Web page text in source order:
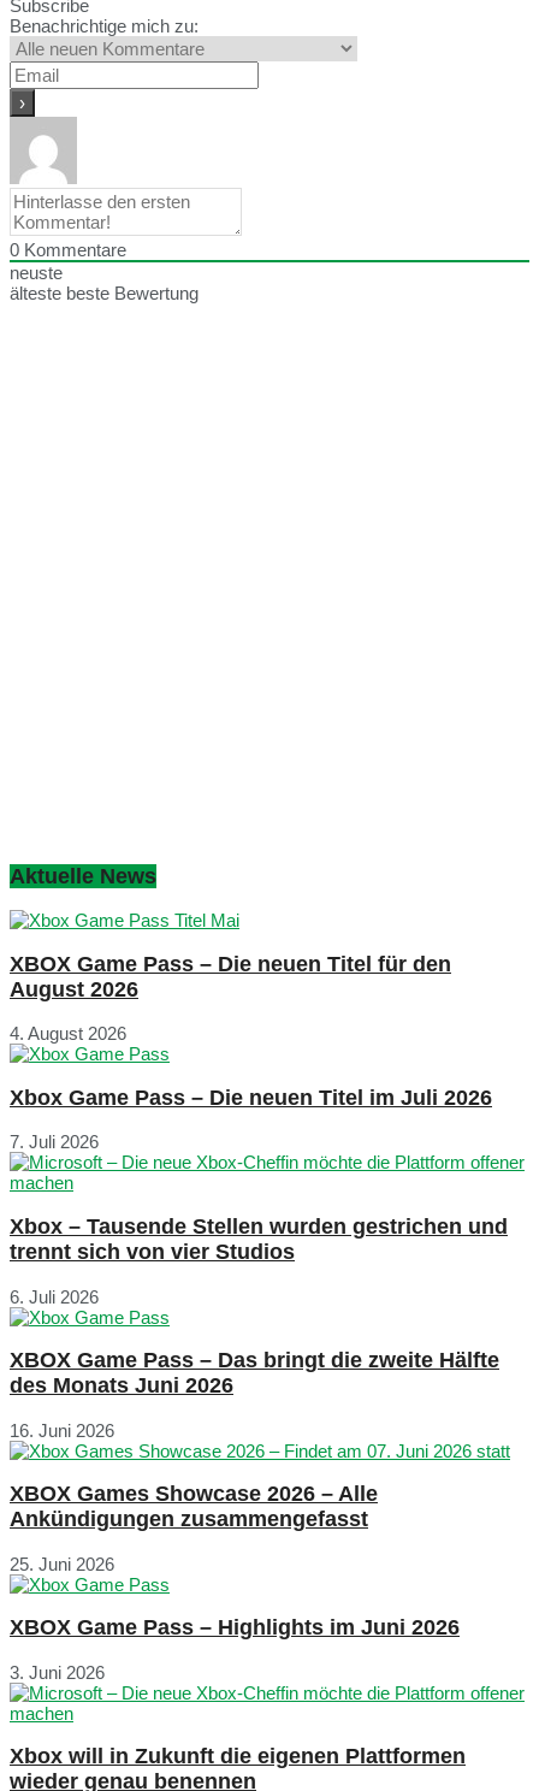
Subscribe
Benachrichtige mich zu:
0 Kommentare
neuste
älteste beste Bewertung
Aktuelle News
XBOX Game Pass – Die neuen Titel für den
August 2026
4. August 2026
Xbox Game Pass – Die neuen Titel im Juli 2026
7. Juli 2026
Xbox – Tausende Stellen wurden gestrichen und
trennt sich von vier Studios
6. Juli 2026
XBOX Game Pass – Das bringt die zweite Hälfte
des Monats Juni 2026
16. Juni 2026
XBOX Games Showcase 2026 – Alle
Ankündigungen zusammengefasst
25. Juni 2026
XBOX Game Pass – Highlights im Juni 2026
3. Juni 2026
Xbox will in Zukunft die eigenen Plattformen
wieder genau benennen